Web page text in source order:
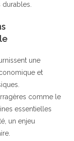
durables.
une
et
comme le
essentielles
un enjeu